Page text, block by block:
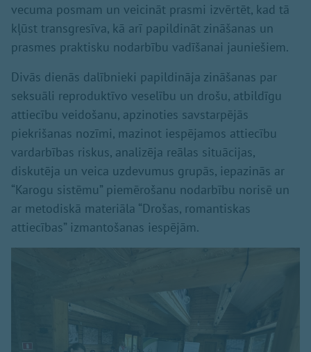
vecuma posmam un veicināt prasmi izvērtēt, kad tā
kļūst transgresīva, kā arī papildināt zināšanas un
prasmes praktisku nodarbību vadīšanai jauniešiem.
Divās dienās dalībnieki papildināja zināšanas par
seksuāli reproduktīvo veselību un drošu, atbildīgu
attiecību veidošanu, apzinoties savstarpējās
piekrišanas nozīmi, mazinot iespējamos attiecību
vardarbības riskus, analizēja reālas situācijas,
diskutēja un veica uzdevumus grupās, iepazinās ar
“Karogu sistēmu” piemērošanu nodarbību norisē un
ar metodiskā materiāla “Drošas, romantiskas
attiecības” izmantošanas iespējām.